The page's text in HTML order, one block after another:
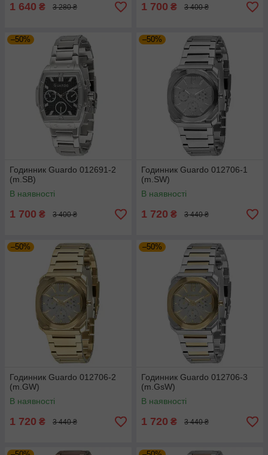
1 640 ₴ 3 280 ₴ 1 700 ₴ 3 400 ₴
–50%
Годинник Guardo 012691-2
(m.SB)
В наявності
1 700 ₴ 3 400 ₴
–50%
Годинник Guardo 012706-1
(m.SW)
В наявності
1 720 ₴ 3 440 ₴
–50%
Годинник Guardo 012706-2
(m.GW)
В наявності
1 720 ₴ 3 440 ₴
–50%
Годинник Guardo 012706-3
(m.GsW)
В наявності
1 720 ₴ 3 440 ₴